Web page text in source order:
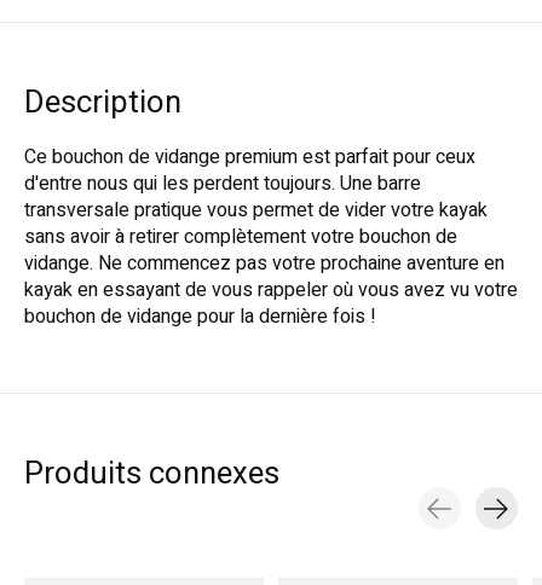
Description
Ce bouchon de vidange premium est parfait pour ceux
d'entre nous qui les perdent toujours. Une barre
transversale pratique vous permet de vider votre kayak
sans avoir à retirer complètement votre bouchon de
vidange. Ne commencez pas votre prochaine aventure en
kayak en essayant de vous rappeler où vous avez vu votre
bouchon de vidange pour la dernière fois !
Produits connexes